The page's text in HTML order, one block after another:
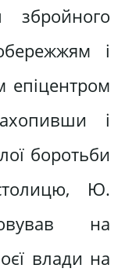
збройного
і
епіцентром
і
боротьби
Ю.
на
влади на